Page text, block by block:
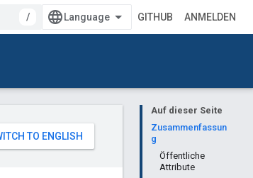
/ GITHUB ANMELDEN
Auf dieser Seite
Zusammenfassun
g
Öffentliche
Attribute